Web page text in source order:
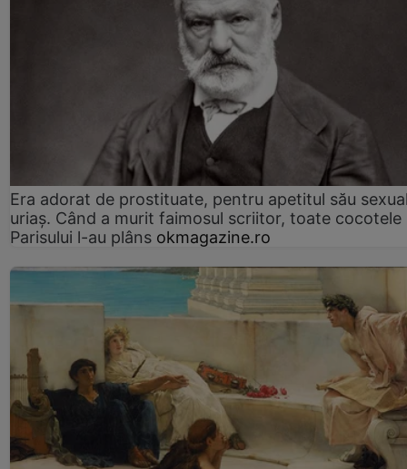
Era adorat de prostituate, pentru apetitul său
uriaș. Când a murit faimosul scriitor, toate cocotele
Parisului l-au plâns okmagazine.ro